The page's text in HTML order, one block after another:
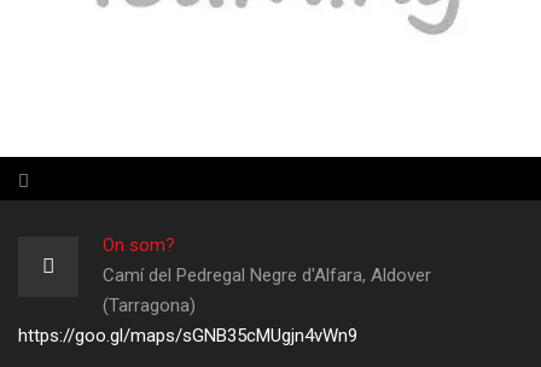
On som?
Camí del Pedregal Negre d'Alfara, Aldover
(Tarragona)
https://goo.gl/maps/sGNB35cMUgjn4vWn9